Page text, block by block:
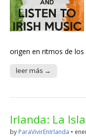
origen en ritmos de
leer más →
Irlanda: La
by ParaVivirEnIrlanda •